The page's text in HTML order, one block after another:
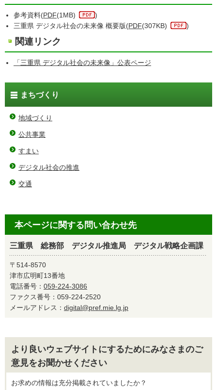
参考資料(PDF(1MB)
)
三重県 デジタル社会の未来像 概要版(PDF(307KB) )
関連リンク
「三重県 デジタル社会の未来像」公表ページ
まちづくり
地域づくり
公共事業
すまい
デジタル社会の推進
交通
本ページに関する問い合わせ先
三重県 総務部 デジタル推進局 デジタル戦略企画課
〒514-8570
津市広明町13番地
電話番号： 059-224-3086
ファクス番号：059-224-2520
メールアドレス： digital@pref.mie.lg.jp
より良いウェブサイトにするためにみなさまのご
意見をお聞かせください
お求めの情報は充分掲載されていましたか？